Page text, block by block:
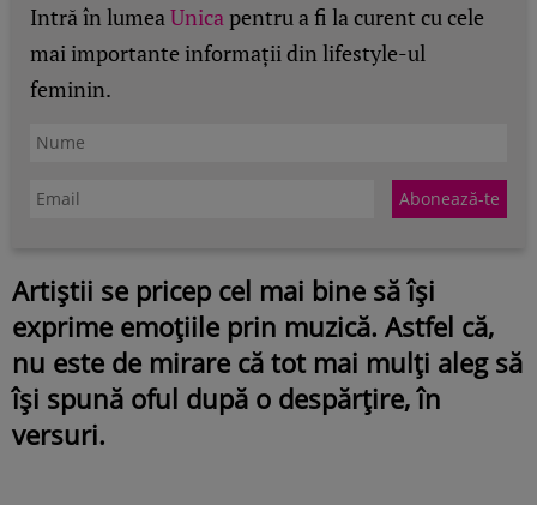
Intră în lumeaUnicapentru a fi la curent cu cele
mai importante informații din lifestyle-ul
feminin.
Artiștii se pricep cel mai bine să își
exprime emoțiile prin muzică. Astfel că,
nu este de mirare că tot mai mulți aleg să
își spună oful după o despărțire, în
versuri.